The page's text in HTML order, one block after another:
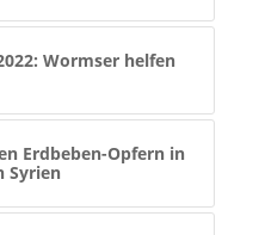
Wormser helfen
Erdbeben-Opfern in
Syrien